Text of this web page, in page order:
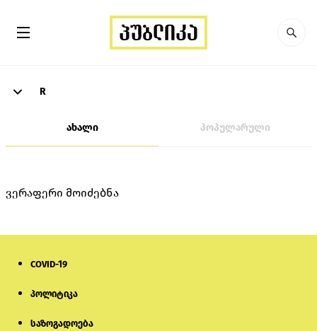
R
ახალი პოპულარული
ვერაფერი მოიძებნა
COVID-19
პოლიტიკა
საზოგადოება